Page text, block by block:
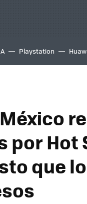
Playstation
por Hot
que